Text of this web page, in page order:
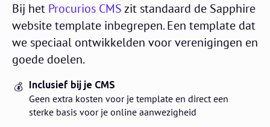
Bij het Procurios CMSzit standaard de Sapphire
website template inbegrepen. Een template dat
we speciaal ontwikkelden voor verenigingen en
goede doelen.
💰 Inclusief bij je CMS
Geen extra kosten voor je template en direct een
sterke basis voor je online aanwezigheid